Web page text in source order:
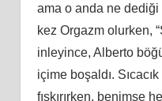
ama o anda ne
kez Orgazm olurken,
inleyince, Alberto
içime boşaldı.
fışkırırken, benimse